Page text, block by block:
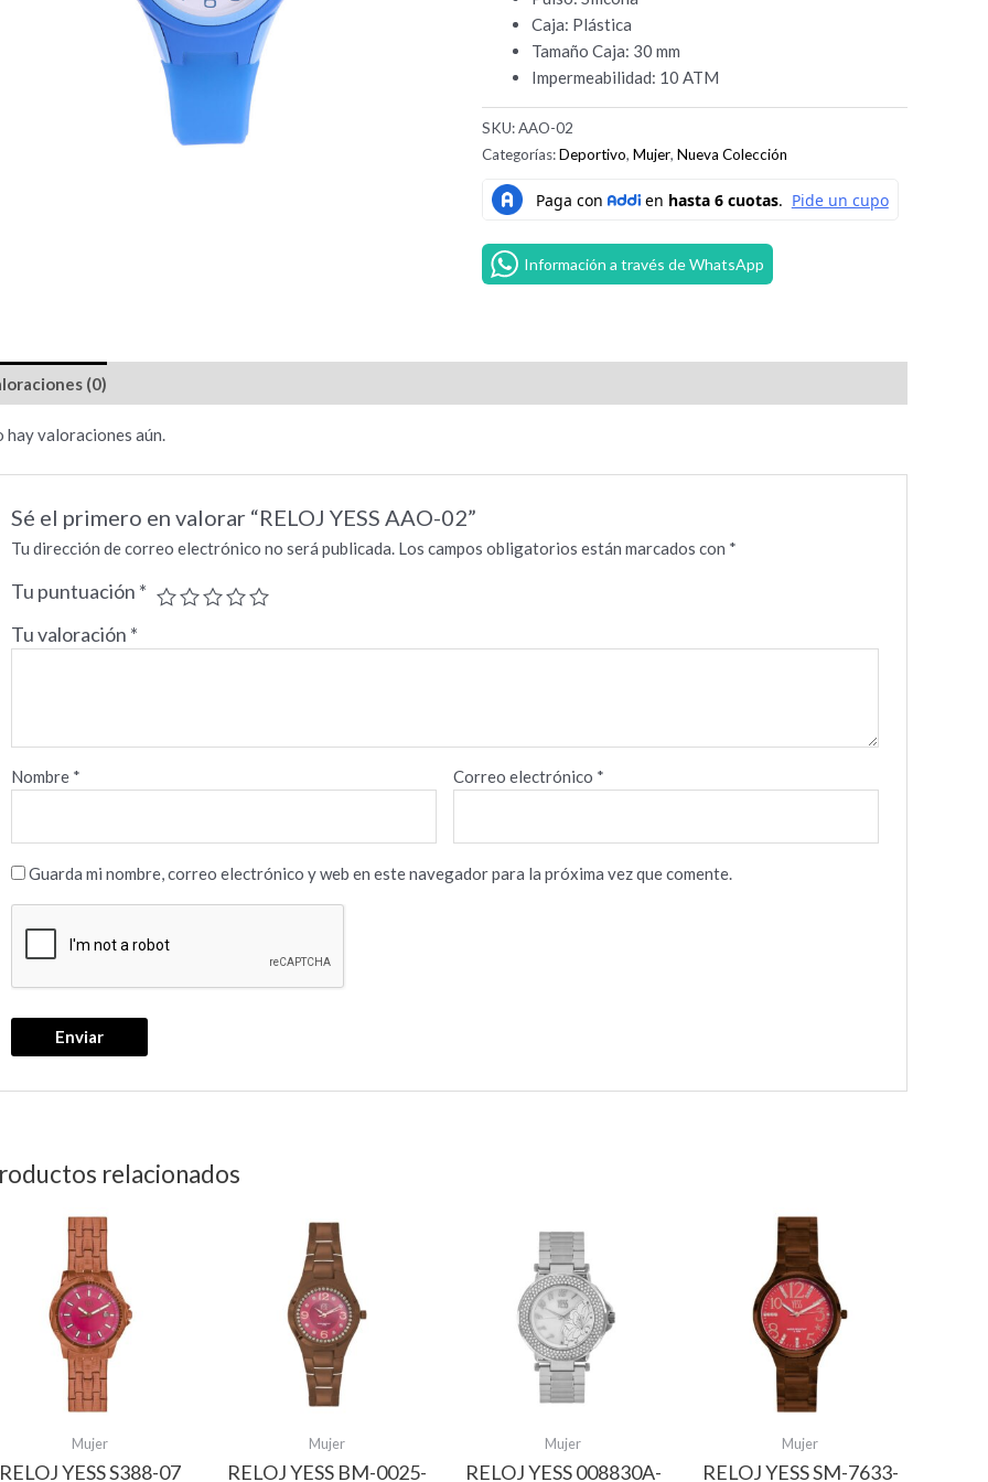
Caja: Plástica
Tamaño Caja: 30 mm
Impermeabilidad: 10 ATM
SKU:AAO-02
Categorías:Deportivo,Mujer,Nueva Colección
Información a través de WhatsApp
(0)
hay valoraciones aún.
Sé el primero en valorar “RELOJ YESS AAO-02”
Tu dirección de correo electrónico no será publicada. Los campos obligatorios están marcados con *
Tu puntuación *
Tu valoración *
Nombre * Correo electrónico *
Guarda mi nombre, correo electrónico y web en este navegador para la próxima vez que comente.
relacionados
Mujer
YESS S388-07
Mujer
RELOJ YESS BM-0025-
Mujer
RELOJ YESS 008830A-
Mujer
RELOJ YESS SM-7633-